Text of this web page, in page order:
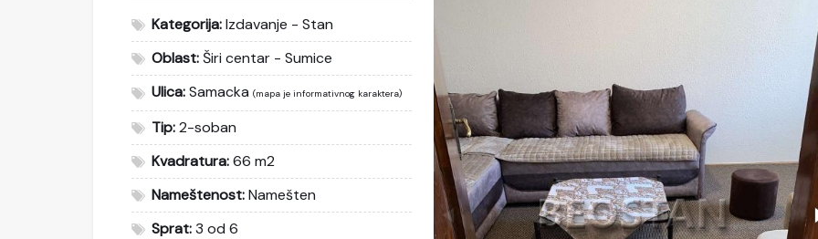
Kategorija:Izdavanje - Stan
Oblast:Širi centar - Sumice
Ulica:Samacka (mapa je informativnog karaktera)
Tip:2-soban
Kvadratura:66 m2
Nameštenost:Namešten
Sprat:3 od 6